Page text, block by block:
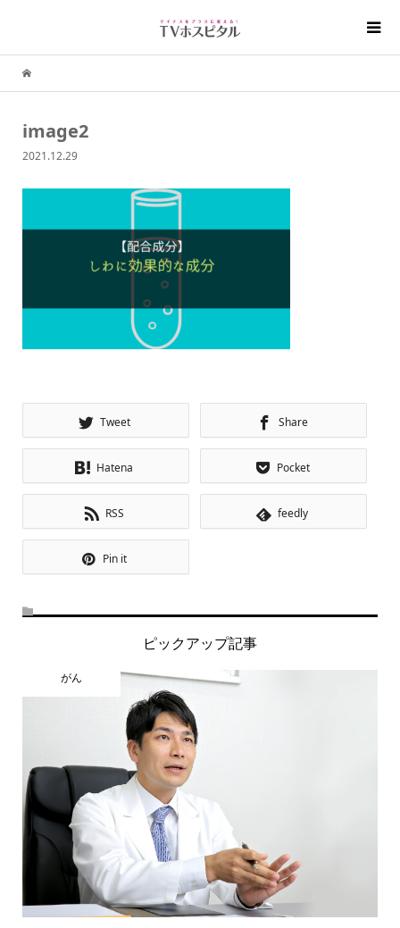
image2
2021.12.29
Tweet Share
Hatena Pocket
RSS feedly
Pin it
ピックアップ記事
がん